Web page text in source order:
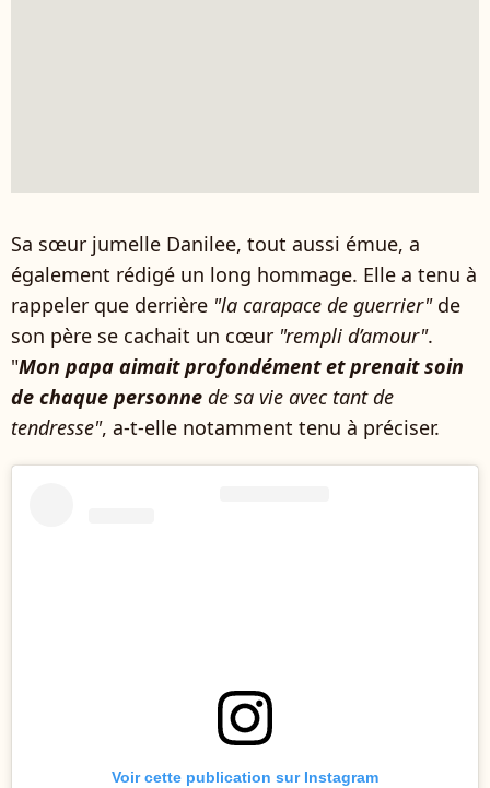
Sa sœur jumelle Danilee, tout aussi émue, a
également rédigé un long hommage. Elle a tenu à
rappeler que derrière "la carapace de guerrier"de
son père se cachait un cœur "rempli d’amour".
"Mon papa aimait profondément et prenait soin
de chaque personne de sa vie avec tant de
tendresse", a-t-elle notamment tenu à préciser.
Voir cette publication sur Instagram